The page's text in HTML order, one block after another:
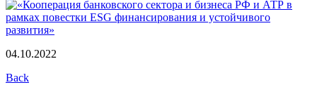
04.10.2022
Back